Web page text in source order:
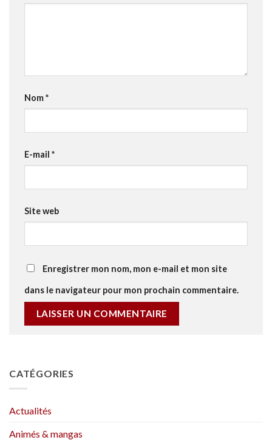
Nom*
E-mail *
Site web
Enregistrer mon nom, mon e-mail et mon site
dans le navigateur pour mon prochain commentaire.
CATÉGORIES
Actualités
Animés & mangas